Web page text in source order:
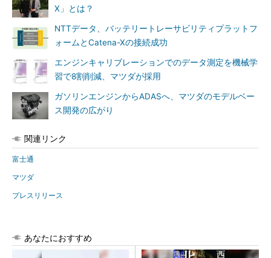
X」とは？
NTTデータ、バッテリートレーサビリティプラットフ
ォームとCatena-Xの接続成功
エンジンキャリブレーションでのデータ測定を機械学
習で8割削減、マツダが採用
ガソリンエンジンからADASへ、マツダのモデルベー
ス開発の広がり
関連リンク
富士通
マツダ
プレスリリース
あなたにおすすめ